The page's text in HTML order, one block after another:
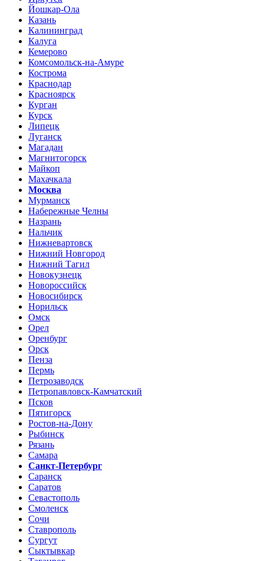
Йошкар-Ола
Казань
Калининград
Калуга
Кемерово
Комсомольск-на-Амуре
Кострома
Краснодар
Красноярск
Курган
Курск
Липецк
Луганск
Магадан
Магнитогорск
Майкоп
Махачкала
Москва
Мурманск
Набережные Челны
Назрань
Нальчик
Нижневартовск
Нижний Новгород
Нижний Тагил
Новокузнецк
Новороссийск
Новосибирск
Норильск
Омск
Орел
Оренбург
Орск
Пенза
Пермь
Петрозаводск
Петропавловск-Камчатский
Псков
Пятигорск
Ростов-на-Дону
Рыбинск
Рязань
Самара
Санкт-Петербург
Саранск
Саратов
Севастополь
Смоленск
Сочи
Ставрополь
Сургут
Сыктывкар